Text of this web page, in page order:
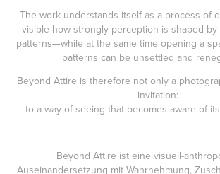
The work understands itself as a process of
visible how strongly perception is shaped
patterns—while at the same time opening a
patterns can be unsettled and
Beyond Attire is therefore not only a
invitation:
to a way of seeing that becomes aware of
Beyond Attire ist eine visuell-
Auseinandersetzung mit Wahrnehmung,